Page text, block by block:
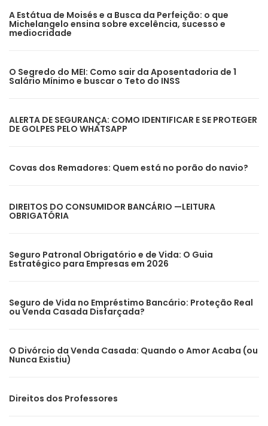
A Estátua de Moisés e a Busca da Perfeição: o que
Michelangelo ensina sobre excelência, sucesso e
mediocridade
O Segredo do MEI: Como sair da Aposentadoria de 1
Salário Mínimo e buscar o Teto do INSS
ALERTA DE SEGURANÇA: COMO IDENTIFICAR E SE PROTEGER
DE GOLPES PELO WHATSAPP
Covas dos Remadores: Quem está no porão do navio?
DIREITOS DO CONSUMIDOR BANCÁRIO —LEITURA
OBRIGATÓRIA
Seguro Patronal Obrigatório e de Vida: O Guia
Estratégico para Empresas em 2026
Seguro de Vida no Empréstimo Bancário: Proteção Real
ou Venda Casada Disfarçada?
O Divórcio da Venda Casada: Quando o Amor Acaba (ou
Nunca Existiu)
Direitos dos Professores